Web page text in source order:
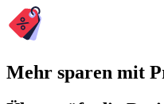
Mehr sparen mit